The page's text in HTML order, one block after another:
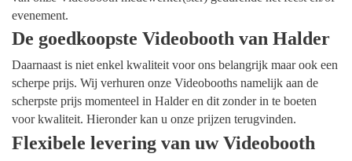
evenement.
De goedkoopste Videobooth van Halder
Daarnaast is niet enkel kwaliteit voor ons belangrijk maar ook een
scherpe prijs. Wij verhuren onze Videobooths namelijk aan de
scherpste prijs momenteel in Halder en dit zonder in te boeten
voor kwaliteit. Hieronder kan u onze prijzen terugvinden.
Flexibele levering van uw Videobooth